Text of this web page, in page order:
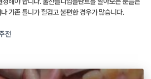
기존 틀니가 헐겁고 불편한 경우가 많습니다.
전